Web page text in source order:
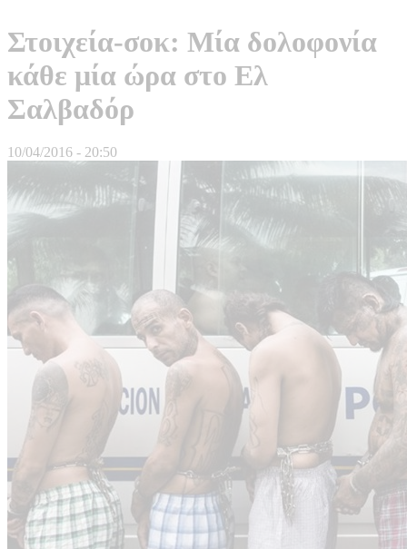
Στοιχεία-σοκ: Μία δολοφονία
κάθε μία ώρα στο Ελ
Σαλβαδόρ
10/04/2016 - 20:50